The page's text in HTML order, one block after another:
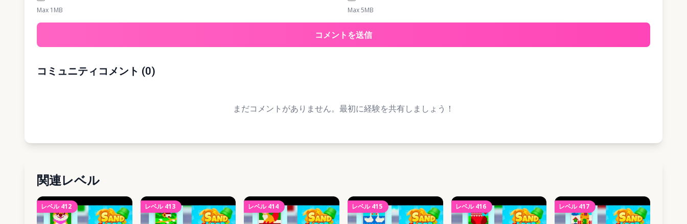
Max 1MB Max 5MB
コメントを送信
コミュニティコメント (0)
まだコメントがありません。最初に経験を共有しましょう！
関連レベル
レベル 412 レベル 413 レベル 414 レベル 415 レベル 416 レベル 417